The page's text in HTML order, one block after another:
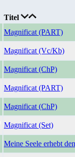
Titel
Magnificat (PART)
Magnificat (Vc/Kb)
Magnificat (ChP)
Magnificat (PART)
Magnificat (ChP)
Magnificat (Set)
Meine Seele erhebt